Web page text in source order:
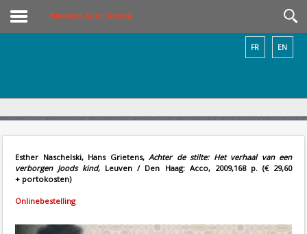
Publicaties die wij steunen
EN
FR
Esther Naschelski, Hans Grietens, Achter de stilte: Het verhaal van een
verborgen Joods kind, Leuven / Den Haag: Acco, 2009,168 p. (€ 29,60
+ portokosten)
Onlinebestelling